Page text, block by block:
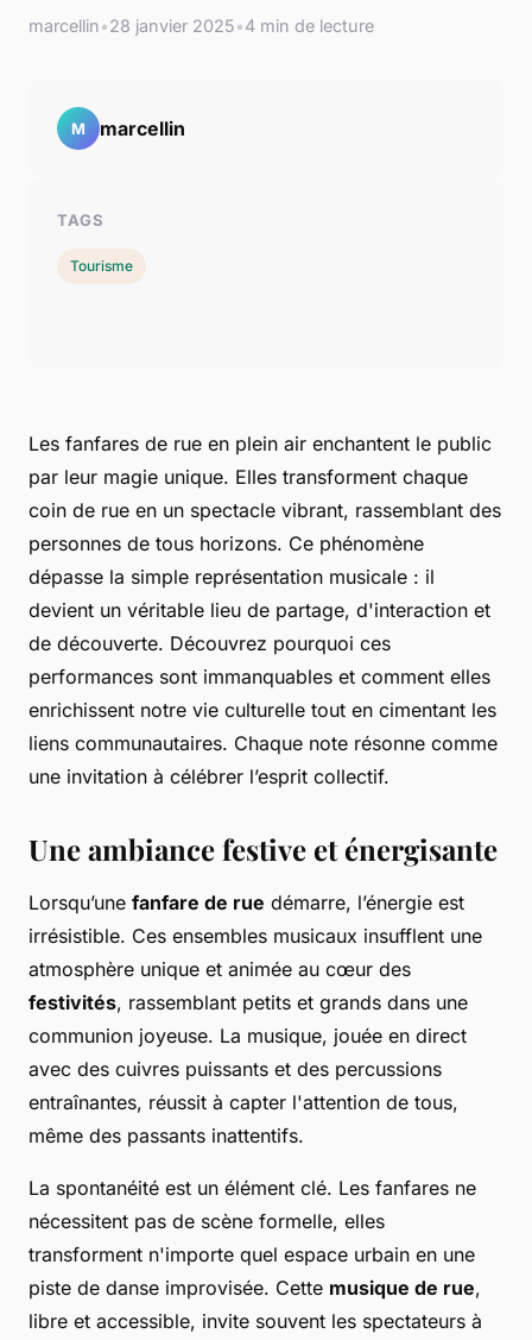
marcellin•28 janvier 2025•4 min de lecture
Les fanfares de rue en plein air enchantent le public
par leur magie unique. Elles transforment chaque
coin de rue en un spectacle vibrant, rassemblant des
personnes de tous horizons. Ce phénomène
dépasse la simple représentation musicale : il
devient un véritable lieu de partage, d'interaction et
de découverte. Découvrez pourquoi ces
performances sont immanquables et comment elles
enrichissent notre vie culturelle tout en cimentant les
liens communautaires. Chaque note résonne comme
une invitation à célébrer l’esprit collectif.
Une ambiance festive et énergisante
Lorsqu’une fanfare de rue démarre, l’énergie est
irrésistible. Ces ensembles musicaux insufflent une
atmosphère unique et animée au cœur des
festivités, rassemblant petits et grands dans une
communion joyeuse. La musique, jouée en direct
avec des cuivres puissants et des percussions
entraînantes, réussit à capter l'attention de tous,
même des passants inattentifs.
La spontanéité est un élément clé. Les fanfares ne
nécessitent pas de scène formelle, elles
transforment n'importe quel espace urbain en une
piste de danse improvisée. Cette musique de rue,
libre et accessible, invite souvent les spectateurs à
M marcellin
TAGS
Tourisme